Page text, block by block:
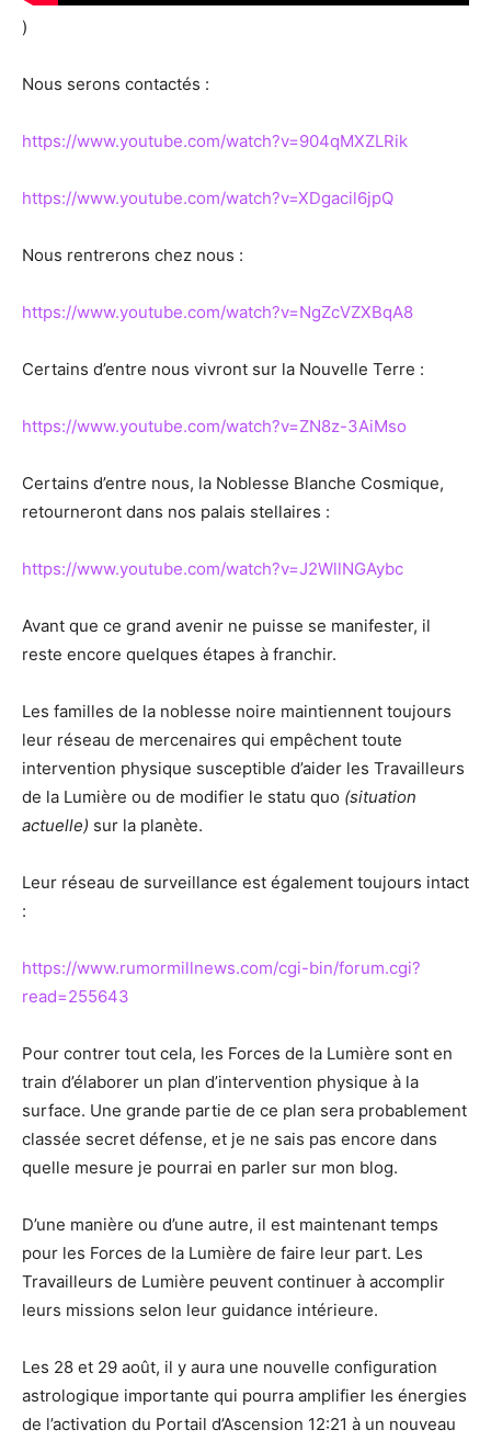
)
Nous serons contactés :
https://www.youtube.com/watch?v=904qMXZLRik
https://www.youtube.com/watch?v=XDgacil6jpQ
Nous rentrerons chez nous :
https://www.youtube.com/watch?v=NgZcVZXBqA8
Certains d’entre nous vivront sur la Nouvelle Terre :
https://www.youtube.com/watch?v=ZN8z-3AiMso
Certains d’entre nous, la Noblesse Blanche Cosmique,
retourneront dans nos palais stellaires :
https://www.youtube.com/watch?v=J2WllNGAybc
Avant que ce grand avenir ne puisse se manifester, il
reste encore quelques étapes à franchir.
Les familles de la noblesse noire maintiennent toujours
leur réseau de mercenaires qui empêchent toute
intervention physique susceptible d’aider les Travailleurs
de la Lumière ou de modifier le statu quo (situation
actuelle) sur la planète.
Leur réseau de surveillance est également toujours intact
:
https://www.rumormillnews.com/cgi-bin/forum.cgi?
read=255643
Pour contrer tout cela, les Forces de la Lumière sont en
train d’élaborer un plan d’intervention physique à la
surface. Une grande partie de ce plan sera probablement
classée secret défense, et je ne sais pas encore dans
quelle mesure je pourrai en parler sur mon blog.
D’une manière ou d’une autre, il est maintenant temps
pour les Forces de la Lumière de faire leur part. Les
Travailleurs de Lumière peuvent continuer à accomplir
leurs missions selon leur guidance intérieure.
Les 28 et 29 août, il y aura une nouvelle configuration
astrologique importante qui pourra amplifier les énergies
de l’activation du Portail d’Ascension 12:21 à un nouveau